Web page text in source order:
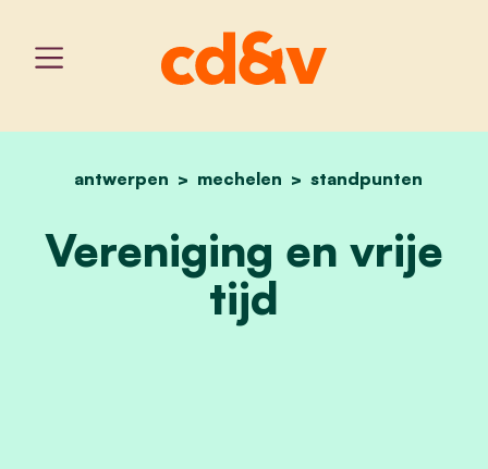
home
antwerpen mechelen standpunten
vereniging en vrije tijd
Vereniging en vrije
tijd